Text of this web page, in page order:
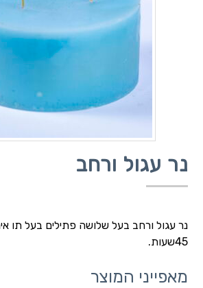
נר עגול ורחב
נר עגול ורחב בעל שלושה פתילים בעל תו
45שעות.
מאפייני המוצר